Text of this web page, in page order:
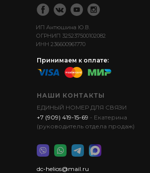
dc-helios@mail.ru
ЕДИНЫЙ НОМЕР ДЛЯ СВЯЗИ
+7 (909) 419-15-69 - Екатерина
(руководитель отдела продаж)
НАШИ КОНТАКТЫ
ИП Антюшина Ю.В.
ОГРНИП 325237500102082
ИНН 236600961770
Принимаем к оплате: